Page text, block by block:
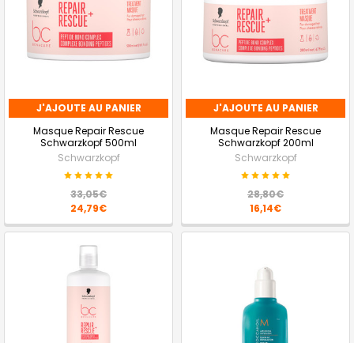
J'AJOUTE AU PANIER
Masque Repair Rescue
Schwarzkopf 500ml
Schwarzkopf
33,05€
24,79€
J'AJOUTE AU PANIER
Masque Repair Rescue
Schwarzkopf 200ml
Schwarzkopf
28,80€
16,14€